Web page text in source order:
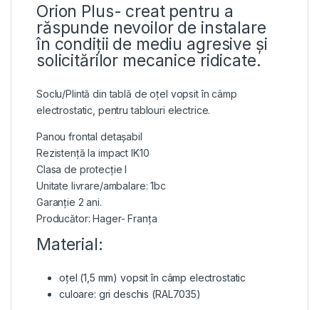
Orion Plus- creat pentru a
răspunde nevoilor de instalare
în condiții de mediu agresive și
solicitărilor mecanice ridicate.
Soclu/Plintă din tablă de oțel vopsit în câmp
electrostatic, pentru tablouri electrice.
Panou frontal detașabil
Rezistență la impact IK10
Clasa de protecție I
Unitate livrare/ambalare: 1bc
Garanție 2 ani.
Producător: Hager- Franța
Material:
oțel (1,5 mm) vopsit în câmp electrostatic
culoare: gri deschis (RAL7035)